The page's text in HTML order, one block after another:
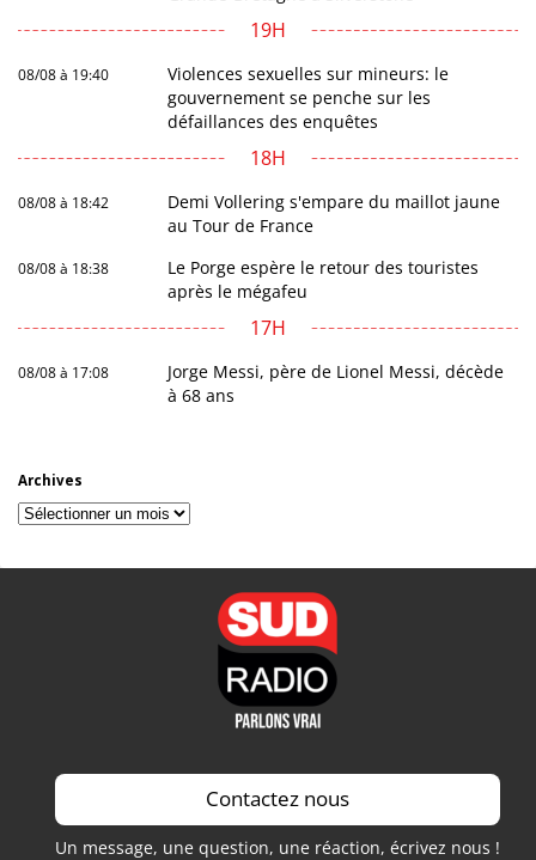
19H
08/08 à 19:40
Violences sexuelles sur mineurs: le
gouvernement se penche sur les
défaillances des enquêtes
18H
08/08 à 18:42
Demi Vollering s'empare du maillot jaune
au Tour de France
08/08 à 18:38
Le Porge espère le retour des touristes
après le mégafeu
17H
08/08 à 17:08
Jorge Messi, père de Lionel Messi, décède
à 68 ans
Archives
Archives
Contactez nous
Un message, une question, une réaction, écrivez nous !